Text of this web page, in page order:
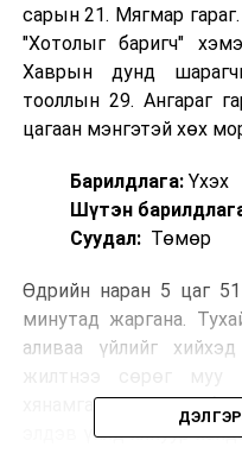
сарын 21. Мягмар
"Хотолыг баригч"
Хаврын дунд
тооллын 29. Ангараг
цагаан мэнгэтэй хөх
Барилдлага: Үхэх
Шүтэн
Суудал: Төмөр
Өдрийн наран 5 цаг
минутад жаргана.
аливаа үйлийг
хянамгай хандаж,
элдэв үйлд хянуур